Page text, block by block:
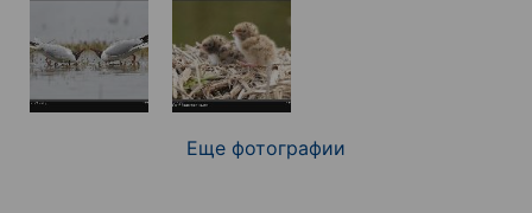
Еще фотографии